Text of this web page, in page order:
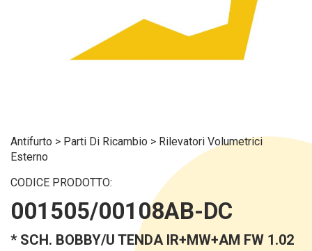
Antifurto > Parti Di Ricambio > Rilevatori Volumetrici
Esterno
CODICE PRODOTTO:
001505/00108AB-DC
* SCH. BOBBY/U TENDA IR+MW+AM FW 1.02